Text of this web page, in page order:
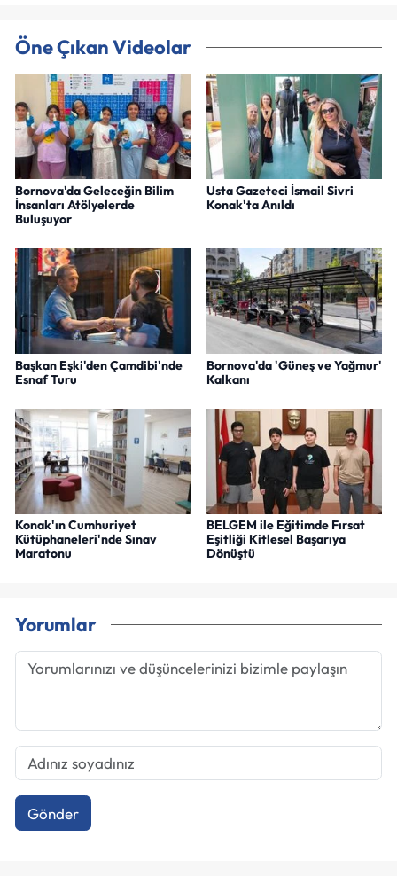
Öne Çıkan Videolar
Bornova'da Geleceğin Bilim
İnsanları Atölyelerde
Buluşuyor
Usta Gazeteci İsmail Sivri
Konak'ta Anıldı
Başkan Eşki'den Çamdibi'nde
Esnaf Turu
Bornova'da 'Güneş ve Yağmur'
Kalkanı
Konak'ın Cumhuriyet
Kütüphaneleri'nde Sınav
Maratonu
BELGEM ile Eğitimde Fırsat
Eşitliği Kitlesel Başarıya
Dönüştü
Yorumlar
Gönder